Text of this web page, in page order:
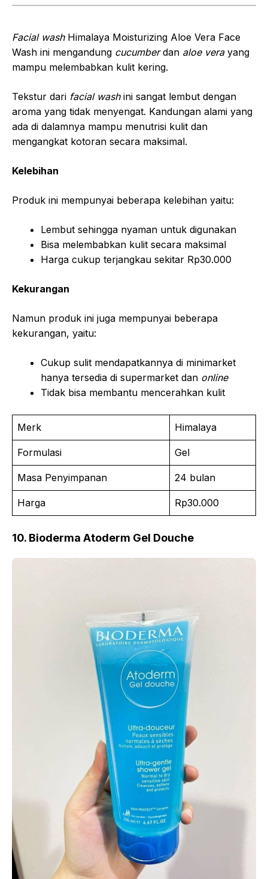
Facial washHimalaya Moisturizing Aloe Vera Face
Wash ini mengandung cucumberdan aloe verayang
mampu melembabkan kulit kering.
Tekstur dari facial washini sangat lembut dengan
aroma yang tidak menyengat. Kandungan alami yang
ada di dalamnya mampu menutrisi kulit dan
mengangkat kotoran secara maksimal.
Kelebihan
Produk ini mempunyai beberapa kelebihan yaitu:
Lembut sehingga nyaman untuk digunakan
Bisa melembabkan kulit secara maksimal
Harga cukup terjangkau sekitar Rp30.000
Kekurangan
Namun produk ini juga mempunyai beberapa
kekurangan, yaitu:
Cukup sulit mendapatkannya di minimarket
hanya tersedia di supermarket dan online
Tidak bisa membantu mencerahkan kulit
Merk Himalaya
Formulasi Gel
Masa Penyimpanan 24 bulan
Harga Rp30.000
10. Bioderma Atoderm Gel Douche